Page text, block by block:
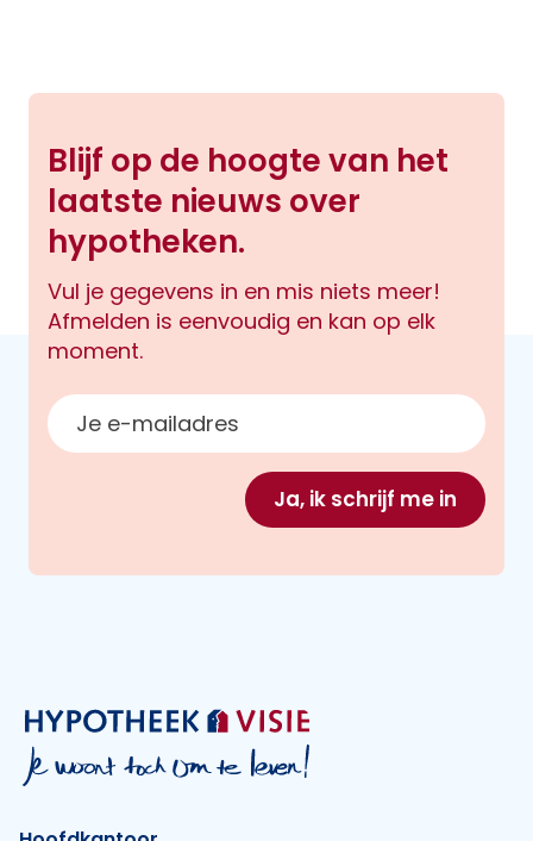
Blijf op de hoogte van het
laatste nieuws over
hypotheken.
Vul je gegevens in en mis niets meer!
Afmelden is eenvoudig en kan op elk
moment.
E-mailadres
Ja, ik schrijf me in